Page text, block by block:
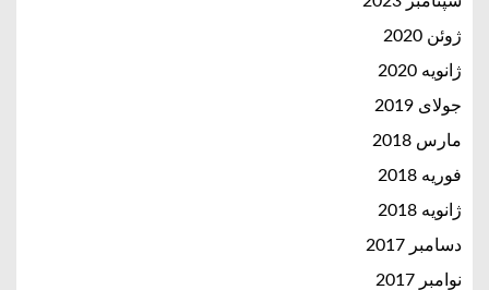
ژوئن 2020
ژانویه 2020
جولای 2019
مارس 2018
فوریه 2018
ژانویه 2018
دسامبر 2017
نوامبر 2017